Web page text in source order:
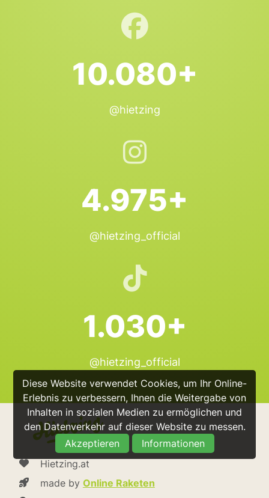
Diese Website verwendet Cookies, um Ihr Online-
Erlebnis zu verbessern, Ihnen die Weitergabe von
Inhalten in sozialen Medien zu ermöglichen und
den Datenverkehr auf dieser Website zu messen.
Akzeptieren
Informationen
10.080+
@hietzing
4.975+
@hietzing_official
1.030+
@hietzing_official
Hietzing.at
made by Online Raketen